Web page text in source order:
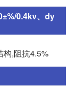
0.4kv、dy
构,阻抗4.5%